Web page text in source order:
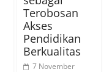
Terobosan
Akses
Pendidikan
Berkualitas
7 November